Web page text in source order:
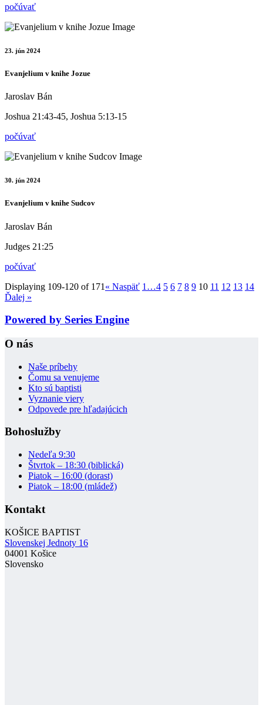
počúvať
23. jún 2024
Evanjelium v knihe Jozue
Jaroslav Bán
Joshua 21:43-45, Joshua 5:13-15
počúvať
30. jún 2024
Evanjelium v knihe Sudcov
Jaroslav Bán
Judges 21:25
počúvať
Displaying 109-120 of 171 « Naspäť 1…4 5 6 7 8 9 10 11 12 13 14
Ďalej »
Powered by Series Engine
O nás
Naše príbehy
Čomu sa venujeme
Kto sú baptisti
Vyznanie viery
Odpovede pre hľadajúcich
Bohoslužby
Nedeľa 9:30
Štvrtok – 18:30 (biblická)
Piatok – 16:00 (dorast)
Piatok – 18:00 (mládež)
Kontakt
KOŠICE BAPTIST
Slovenskej Jednoty 16
04001 Košice
Slovensko